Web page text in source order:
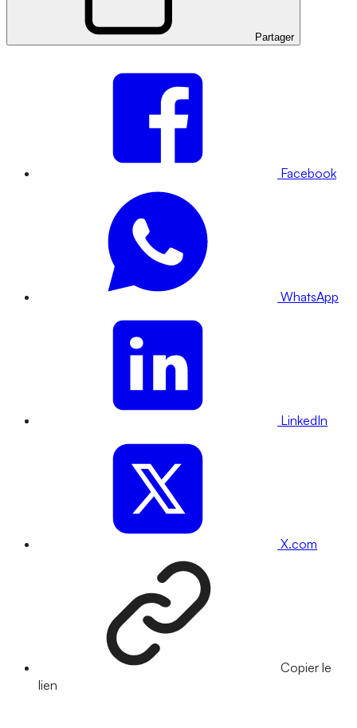
Partager
Facebook
WhatsApp
LinkedIn
X.com
Copier le
lien